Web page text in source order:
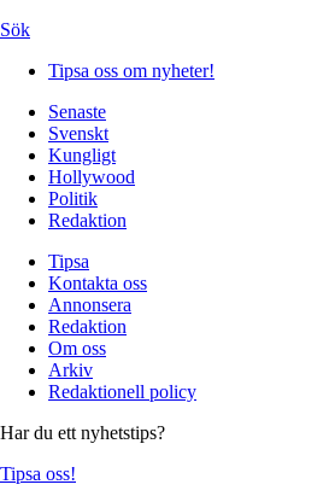
Sök
Tipsa oss om nyheter!
Senaste
Svenskt
Kungligt
Hollywood
Politik
Redaktion
Tipsa
Kontakta oss
Annonsera
Redaktion
Om oss
Arkiv
Redaktionell policy
Har du ett nyhetstips?
Tipsa oss!